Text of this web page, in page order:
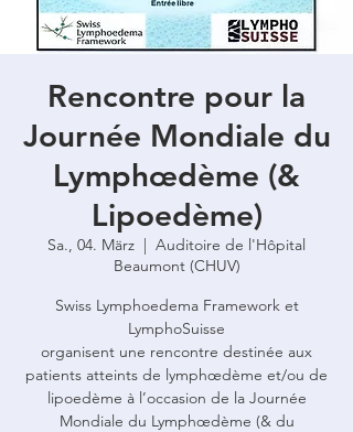
Rencontre pour la
Journée Mondiale du
Lymphœdème (&
Lipoedème)
Sa., 04. März
  |
Auditoire de l'Hôpital
Beaumont (CHUV)
Swiss Lymphoedema Framework et
LymphoSuisse
organisent une rencontre destinée aux
patients atteints de lymphœdème et/ou de
lipoedème à l’occasion de la Journée
Mondiale du Lymphœdème (& du